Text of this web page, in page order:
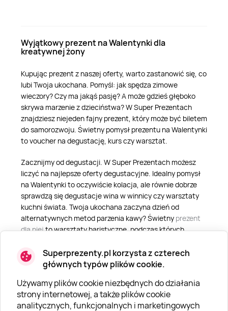
Superprezenty.pl korzysta z czterech
głównych typów plików cookie.
Używamy plików cookie niezbędnych do działania
strony internetowej, a także plików cookie
analitycznych, funkcjonalnych i marketingowych
Wyjątkowy prezent na Walentynki dla
kreatywnej żony
Kupując prezent z naszej oferty, warto zastanowić się, co
lubi Twoja ukochana. Pomyśl: jak spędza zimowe
wieczory? Czy ma jakąś pasję? A może gdzieś głęboko
skrywa marzenie z dzieciństwa? W Super Prezentach
znajdziesz niejeden fajny prezent, który może być biletem
do samorozwoju. Świetny pomysł prezentu na Walentynki
to voucher na degustację, kurs czy warsztat.
Zacznijmy od degustacji. W Super Prezentach możesz
liczyć na najlepsze oferty degustacyjne. Idealny pomysł
na Walentynki to oczywiście kolacja, ale równie dobrze
sprawdzą się degustacje wina w winnicy czy warsztaty
kuchni świata. Twoja ukochana zaczyna dzień od
alternatywnych metod parzenia kawy? Świetny prezent
dla niejto warsztaty baristyczne, podczas których
aromatyczna kawa.
fotograficzna - dla niej lub dla dwojga. Wspólne zdjęcia są
świetną pamiątką, a zabawa podczas sesji da Wam
mnóstwo radości. Twoja żona uwielbia biżuterię i